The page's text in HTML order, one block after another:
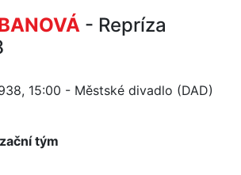
- Repríza
15:00 - Městské divadlo (DAD)
tým